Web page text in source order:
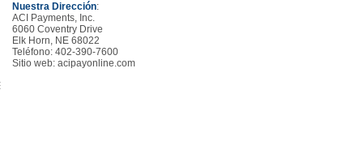
Nuestra Dirección:
ACI Payments, Inc.
6060 Coventry Drive
Elk Horn, NE 68022
Teléfono: 402-390-7600
Sitio web: acipayonline.com